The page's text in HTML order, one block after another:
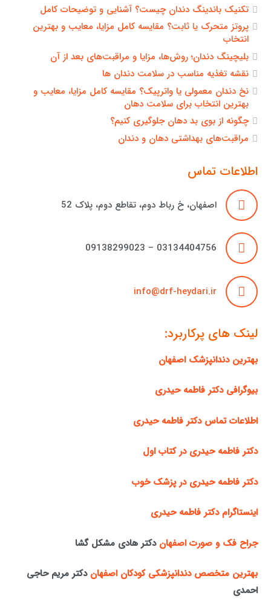
تکنیک باندینگ دندان چیست؟ آشنایی و توضیحات کامل
پروتز متحرک یا ثابت؟ مقایسه کامل مزایا، معایب و بهترین
انتخاب
بلیچینگ دندان؛ روش‌ها، مزایا و مراقبت‌های بعد از آن
نقشه تغذیه مناسب در سلامت دندان ها
نخ دندان معمولی یا واترپیک؟ مقایسه کامل مزایا، معایب و
بهترین انتخاب برای سلامت دهان
چگونه از بوی بد دهان جلوگیری کنیم؟
مراقبت‌های بهداشتی دهان و دندان
اطلاعات تماس
اصفهان، خ رباط دوم، تقاطع دوم، پلاک 52
03134404756 – 09138299023
info@drf-heydari.ir
لینک های پرکاربرد:
بهترین دندانپزشک اصفهان
بیوگرافی دکتر فاطمه حیدری
اطلاعات تماس دکتر فاطمه حیدری
دکتر فاطمه حیدری در کتاب اول
دکتر فاطمه حیدری در پزشک خوب
اینستاگرام دکتر فاطمه حیدری
جراح فک و صورت اصفهان دکتر هادی مشکل گشا
بهترین متخصص دندانپزشکی کودکان اصفهان دکتر مریم حاجی
احمدی